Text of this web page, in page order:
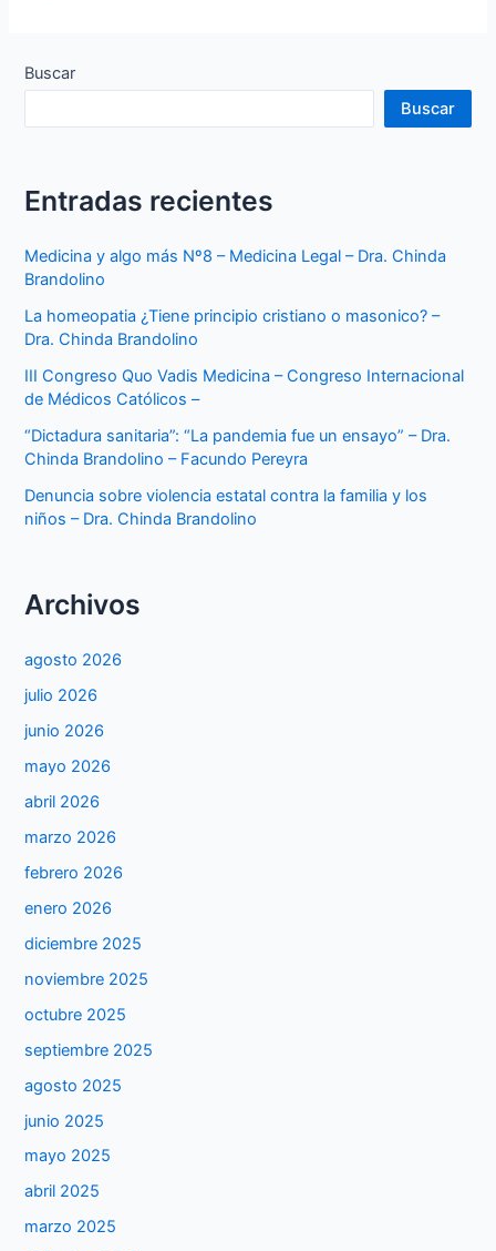
Buscar
Buscar
Entradas recientes
Medicina y algo más Nº8 – Medicina Legal – Dra. Chinda
Brandolino
La homeopatia ¿Tiene principio cristiano o masonico? –
Dra. Chinda Brandolino
III Congreso Quo Vadis Medicina – Congreso Internacional
de Médicos Católicos –
“Dictadura sanitaria”: “La pandemia fue un ensayo” – Dra.
Chinda Brandolino – Facundo Pereyra
Denuncia sobre violencia estatal contra la familia y los
niños – Dra. Chinda Brandolino
Archivos
agosto 2026
julio 2026
junio 2026
mayo 2026
abril 2026
marzo 2026
febrero 2026
enero 2026
diciembre 2025
noviembre 2025
octubre 2025
septiembre 2025
agosto 2025
junio 2025
mayo 2025
abril 2025
marzo 2025